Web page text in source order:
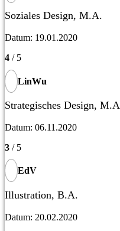
Soziales Design, M.A.
Datum: 19.01.2020
4 / 5
LinWu
Strategisches Design,
Datum: 06.11.2020
3 / 5
EdV
Illustration, B.A.
Datum: 20.02.2020